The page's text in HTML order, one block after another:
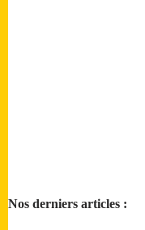
Nos derniers articles :